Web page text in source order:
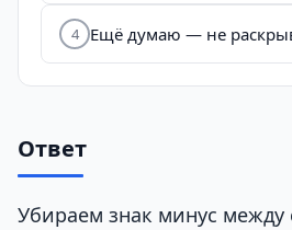
4 Ещё думаю — не
Ответ
Убираем знак минус